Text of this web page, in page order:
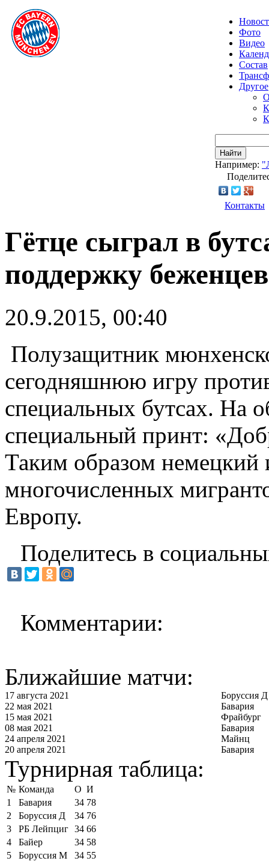
Фото
Видео
Состав
Другое
Найти
Например:
Контакты
Гётце сыграл в
поддержку беженцев
20.9.2015, 00:40
Полузащитник
сегодняшнюю игру
специальных бутсах. На
специальный принт:
Таким образом немецкий
многочисленных
Европу.
Поделитесь в
Комментарии:
Ближайшие матчи:
17 августа 2021
Боруссия Д
22 мая 2021
Бавария
15 мая 2021
Фрайбург
08 мая 2021
Бавария
24 апреля 2021
Майнц
20 апреля 2021
Бавария
Турнирная таблица:
№ Команда О И
1
Бавария 34 78
2
Боруссия Д 34 76
3
РБ Лейпциг 34 66
4
Байер 34 58
5
Боруссия М 34 55